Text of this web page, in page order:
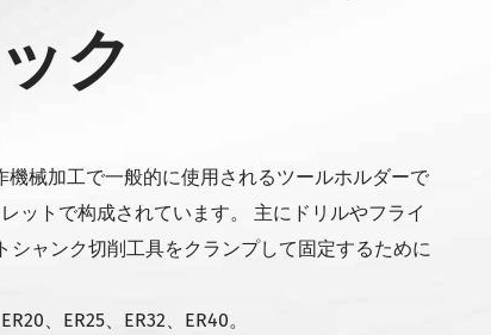
ク
機械加工で一般的に使用されるツールホルダーで
ットで构成されています。 主にドリルやフライ
シャンク切削工具をクランプして固定するために
、ER25、ER32、ER40。